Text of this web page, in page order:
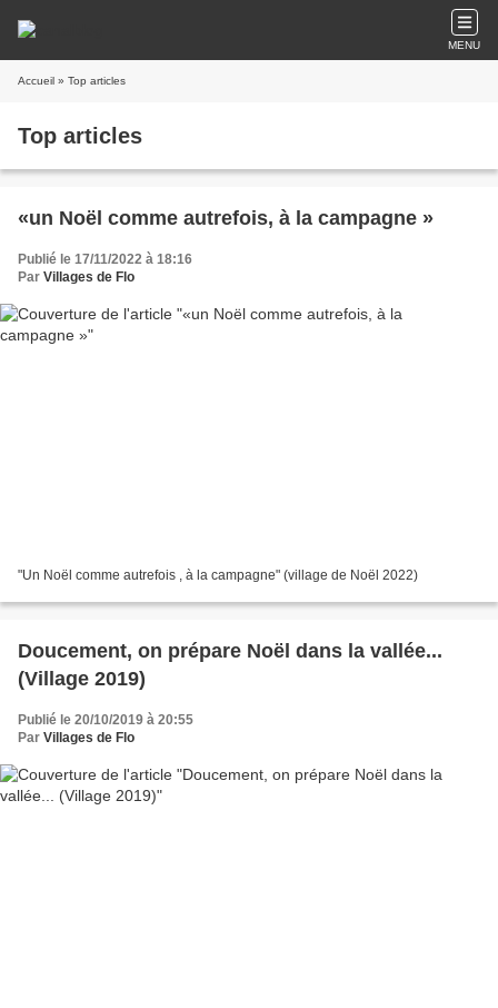
MENU
Accueil » Top articles
Top articles
«un Noël comme autrefois, à la campagne »
Publié le 17/11/2022 à 18:16
Par Villages de Flo
"Un Noël comme autrefois , à la campagne" (village de Noël 2022)
Doucement, on prépare Noël dans la vallée...
(Village 2019)
Publié le 20/10/2019 à 20:55
Par Villages de Flo